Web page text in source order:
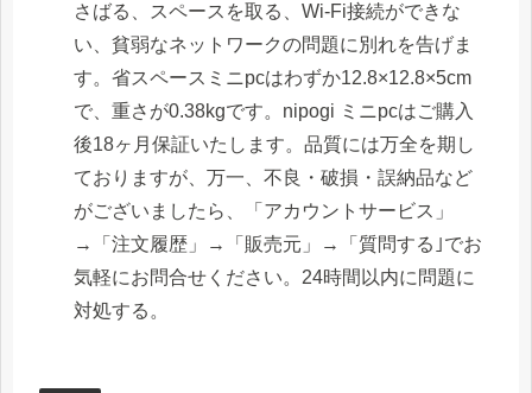
さばる、スペースを取る、Wi-Fi接続ができな
い、貧弱なネットワークの問題に別れを告げま
す。省スペースミニpcはわずか12.8×12.8×5cm
で、重さが0.38kgです。nipogi ミニpcはご購入
後18ヶ月保証いたします。品質には万全を期し
ておりますが、万一、不良・破損・誤納品など
がございましたら、「アカウントサービス」
→「注文履歴」→「販売元」→「質問する｣でお
気軽にお問合せください。24時間以内に問題に
対処する。